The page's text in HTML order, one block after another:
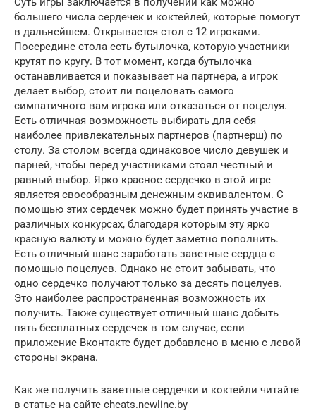
большего числа сердечек и коктейлей, которые помогут
в дальнейшем. Открывается стол с 12 игроками.
Посередине стола есть бутылочка, которую участники
крутят по кругу. В тот момент, когда бутылочка
останавливается и показывает на партнера, а игрок
делает выбор, стоит ли поцеловать самого
симпатичного вам игрока или отказаться от поцелуя.
Есть отличная возможность выбирать для себя
наиболее привлекательных партнеров (партнерш) по
столу. За столом всегда одинаковое число девушек и
парней, чтобы перед участниками стоял честный и
равный выбор. Ярко красное сердечко в этой игре
является своеобразным денежным эквивалентом. С
помощью этих сердечек можно будет принять участие в
различных конкурсах, благодаря которым эту ярко
красную валюту и можно будет заметно пополнить.
Есть отличный шанс заработать заветные сердца с
помощью поцелуев. Однако не стоит забывать, что
одно сердечко получают только за десять поцелуев.
Это наиболее распространенная возможность их
получить. Также существует отличный шанс добыть
пять бесплатных сердечек в том случае, если
приложение Вконтакте будет добавлено в меню с левой
стороны экрана.
Как же получить заветные сердечки и коктейли читайте
в статье на сайте cheats.newline.by